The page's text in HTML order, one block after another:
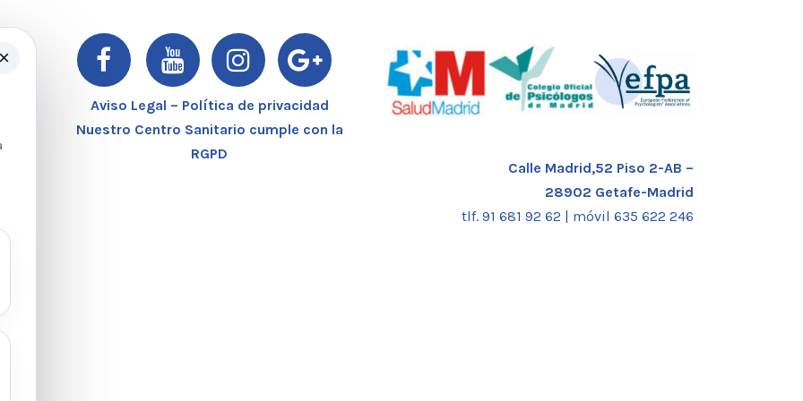
Aviso Legal – Política de privacidad
Nuestro Centro Sanitario cumple con la
RGPD
Calle Madrid,52 Piso 2-AB –
28902 Getafe-Madrid
tlf. 91 681 92 62 | móvil 635 622 246